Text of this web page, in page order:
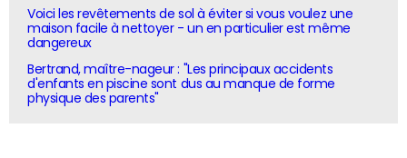
Voici les revêtements de sol à éviter si vous voulez une
maison facile à nettoyer - un en particulier est même
dangereux
Bertrand, maître-nageur : "Les principaux accidents
d'enfants en piscine sont dus au manque de forme
physique des parents"